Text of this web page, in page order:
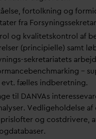
fortolkning og
fra
og kvalitetskontrol af
(principielle) samt
sekretariatets
–
evt. fælles indberetning.
til DANVAs interessev
Vedligeholdelse af
og costdrivere,
databaser.